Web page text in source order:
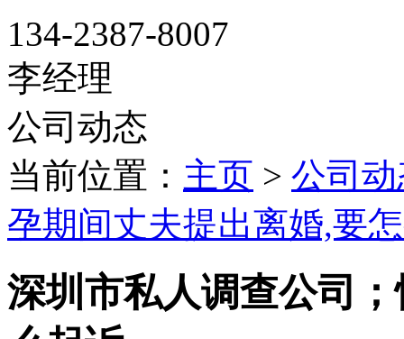
134-2387-8007
李经理
公司动态
当前位置： 主页 > 公司
孕期间丈夫提出离婚,要
深圳市私人调查公司